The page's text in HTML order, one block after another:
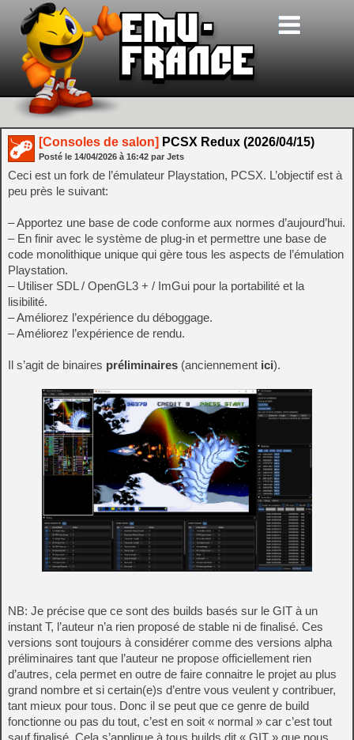
[Consoles de salon] PCSX Redux (2026/04/15)
Posté le 14/04/2026 à 16:42 par Jets
Ceci est un fork de l’émulateur Playstation, PCSX. L’objectif est à
peu près le suivant:
– Apportez une base de code conforme aux normes d’aujourd’hui.
– En finir avec le système de plug-in et permettre une base de
code monolithique unique qui gère tous les aspects de l’émulation
Playstation.
– Utiliser SDL / OpenGL3 + / ImGui pour la portabilité et la
lisibilité.
– Améliorez l’expérience du déboggage.
– Améliorez l’expérience de rendu.
Il s’agit de binaires préliminaires (anciennement ici).
NB: Je précise que ce sont des builds basés sur le GIT à un
instant T, l’auteur n’a rien proposé de stable ni de finalisé. Ces
versions sont toujours à considérer comme des versions alpha
préliminaires tant que l’auteur ne propose officiellement rien
d’autres, cela permet en outre de faire connaitre le projet au plus
grand nombre et si certain(e)s d’entre vous veulent y contribuer,
tant mieux pour tous. Donc il se peut que ce genre de build
fonctionne ou pas du tout, c’est en soit « normal » car c’est tout